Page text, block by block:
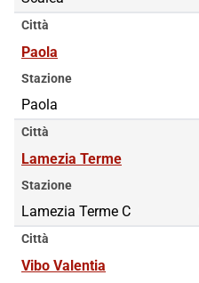
Città
Paola
Stazione
Paola
Città
Lamezia Terme
Stazione
Lamezia Terme C
Città
Vibo Valentia